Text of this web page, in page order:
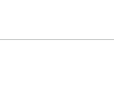
えることで